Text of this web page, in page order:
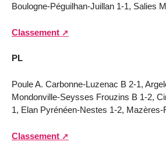
Boulogne-Péguilhan-Juillan 1-1, Salies
Classement
PL
Poule A. Carbonne-Luzenac B 2-1,
Mondonville-Seysses Frouzins B 1-2,
1, Elan Pyrénéen-Nestes 1-2, Mazères-
Classement